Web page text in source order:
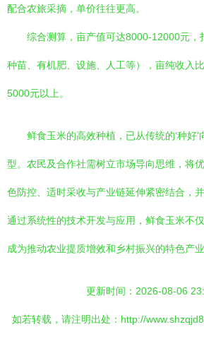
配合农旅采摘，单价往往更高。
综合测算，亩产值可达8000-12000元，
种苗、有机肥、设施、人工等），亩纯收入
5000元以上。
鲜食玉米的高效种植，已从传统的‘种好’
型。农民及合作社需树立市场导向思维，将
色防控、适时采收与产业链延伸紧密结合，
通过系统性的技术开发与应用，鲜食玉米不
成为推动农业提质增效和乡村振兴的特色产业
更新时间：2026-08-06
如若转载，请注明出处：http://